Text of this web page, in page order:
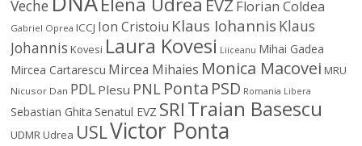
Veche
EVZ Florian Coldea
Gabriel Oprea ICCJ Ion Cristoiu Klaus Iohannis Klaus
Johannis Kovesi Laura Kovesi Liiceanu Mihai Gadea
Mircea Cartarescu Mircea Mihaies Monica Macovei MRU
Nicusor Dan PDL Plesu PNL Ponta PSD Romania Libera
Sebastian Ghita Senatul EVZ SRITraian Basescu
UDMRUdrea USLVictor Ponta